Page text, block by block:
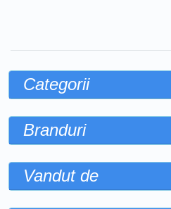
Categorii
Branduri
Vandut de